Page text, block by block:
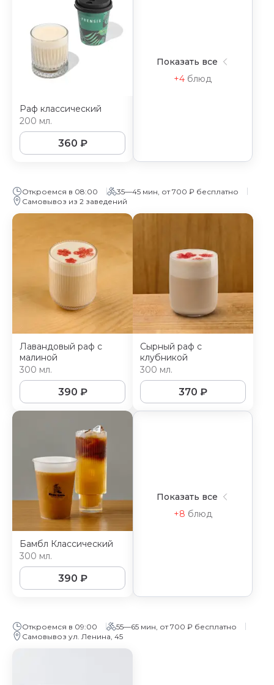
Раф классический
200 мл.
360 ₽
Показать все
+4 блюд
Откроемся в 08:00
35—45 мин, от 700 ₽ бесплатно
Самовывоз из 2 заведений
Лавандовый раф с
малиной
300 мл.
390 ₽
Сырный раф с
клубникой
300 мл.
370 ₽
Бамбл Классический
300 мл.
390 ₽
Показать все
+8 блюд
Откроемся в 09:00
55—65 мин, от 700 ₽ бесплатно
Самовывоз ул. Ленина, 45